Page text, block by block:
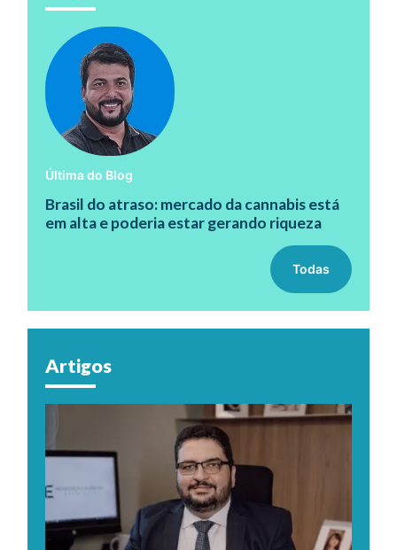
Última do Blog
Brasil do atraso: mercado da cannabis está
em alta e poderia estar gerando riqueza
Todas
Artigos